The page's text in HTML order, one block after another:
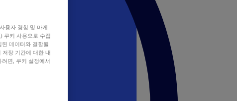
용자 경험 및 마케
쿠키 사용으로 수집
데이터와 결합될
저장 기간에 대한 내
면, 쿠키 설정에서